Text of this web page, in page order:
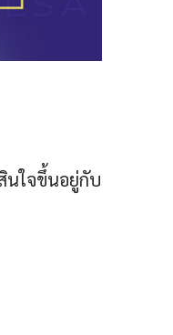
นใจขึ้นอยู่กับ